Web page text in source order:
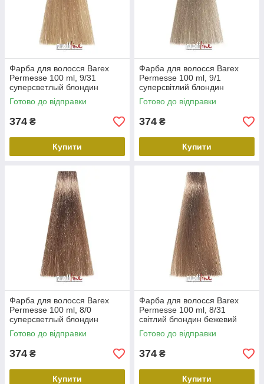
Фарба для волосся Barex
Permesse 100 ml, 9/31
суперсветлый блондин
бежевий
Готово до відправки
374 ₴
Купити
Фарба для волосся Barex
Permesse 100 ml, 9/1
суперсвітлий блондин
попелястий
Готово до відправки
374 ₴
Купити
Фарба для волосся Barex
Permesse 100 ml, 8/0
суперсветлый блондин
Готово до відправки
374 ₴
Купити
Фарба для волосся Barex
Permesse 100 ml, 8/31
світлий блондин бежевий
Готово до відправки
374 ₴
Купити